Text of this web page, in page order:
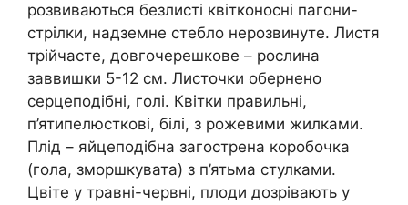
розвиваються безлисті квітконосні пагони-
стрілки, надземне стебло нерозвинуте. Листя
трійчасте, довгочерешкове – рослина
заввишки 5-12 см. Листочки обернено
серцеподібні, голі. Квітки правильні,
п’ятипелюсткові, білі, з рожевими жилками.
Плід – яйцеподібна загострена коробочка
(гола, зморшкувата) з п’ятьма стулками.
Цвіте у травні-червні, плоди дозрівають у